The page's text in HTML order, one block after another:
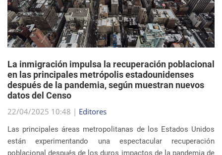
después de la pandemia, según muestran nuevos
datos del Censo
22/04/2025 10:48 |Editores
están experimentando una espectacular recuperación
poblacional después de los duros impactos de la pandemia de
COVID-19, y el principal impulsor de est...
sigue leyendo
EVENTOS